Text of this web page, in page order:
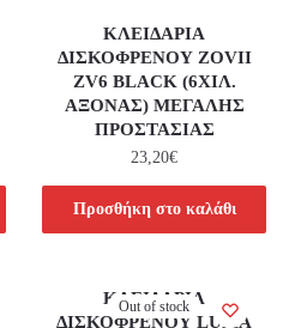
ΚΛΕΙΔΑΡΙΑ
ΔΙΣΚΟΦΡΕΝΟΥ ZOVII
ZV6 BLACK (6ΧΙΛ.
ΑΞΟΝΑΣ) ΜΕΓΑΛΗΣ
ΠΡΟΣΤΑΣΙΑΣ
23,20€
Προσθήκη στο καλάθι
Out of stock
ΚΛΕΙΔΑΡΙΑ
ΔΙΣΚΟΦΡΕΝΟΥ LUMA